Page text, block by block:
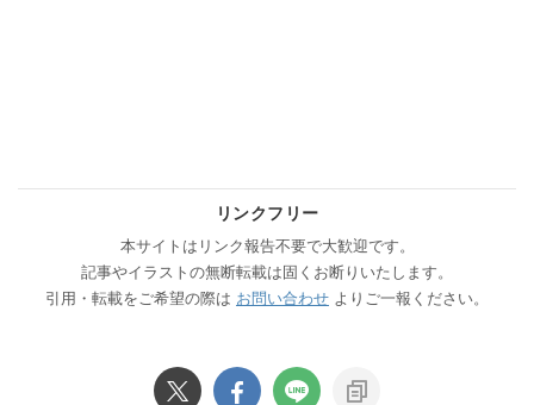
リンクフリー
本サイトはリンク報告不要で大歓迎です。
記事やイラストの無断転載は固くお断りいたします。
引用・転載をご希望の際は お問い合わせ よりご一報ください。